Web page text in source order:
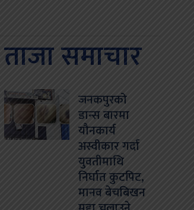
ताजा समाचार
जनकपुरको
डान्स बारमा
यौनकार्य
अस्वीकार गर्दा
युवतीमाथि
निर्घात कुटपिट,
मानव बेचबिखन